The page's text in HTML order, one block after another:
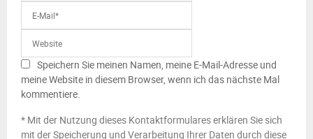
Speichern Sie meinen Namen, meine E-Mail-Adresse und
meine Website in diesem Browser, wenn ich das nächste Mal
kommentiere.
* Mit der Nutzung dieses Kontaktformulares erklären Sie sich
mit der Speicherung und Verarbeitung Ihrer Daten durch diese